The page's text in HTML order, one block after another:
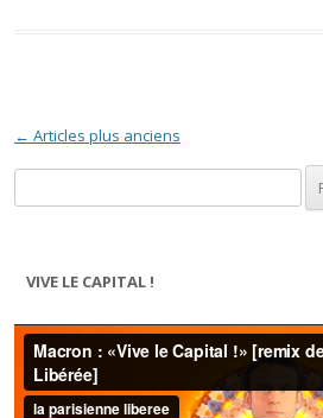
Navigation des articles
← Articles plus anciens
VIVE LE CAPITAL !
Lecteur
vidéo